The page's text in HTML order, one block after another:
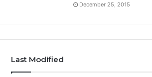
December 25, 2015
Last Modified